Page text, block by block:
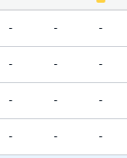
- - -
- - -
- - -
- - -